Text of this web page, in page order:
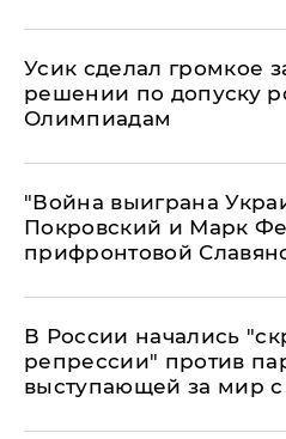
Усик сделал громкое
решении по допуску
Олимпиадам
"Война выиграна
Покровский и Марк
прифронтовой
В России начались
репрессии" против
выступающей за мир